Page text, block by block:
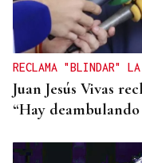
Un tribunal de
567 millones de
mental de los
RECLAMA "BLINDAR" LA
Juan Jesús Vivas
“Hay